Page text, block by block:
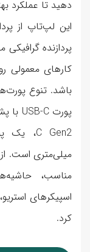
دهید تا عملکرد
پردازنده
کارهای معمولی
باشد. تنوع
میلی‌متری است.
مناسب،
کرد.